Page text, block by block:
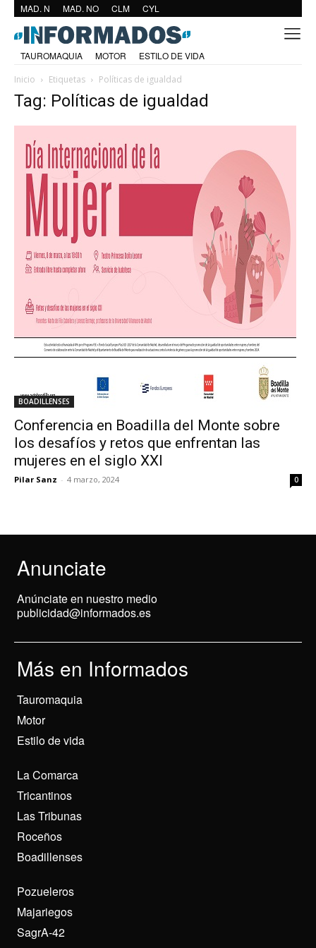
MAD. N MAD. NO CLM CYL
TAUROMAQUIA MOTOR
ESTILO DE VIDA
Inicio
Etiquetas Políticas de igualdad
Tag: Políticas de igualdad
BOADILLENSES
Conferencia en Boadilla del Monte sobre
los desafíos y retos que enfrentan las
mujeres en el siglo XXI
Pilar Sanz - 4 marzo, 2024 0
Anunciate
Anúnciate en nuestro medio
publicidad@informados.es
Más en Informados
Tauromaquia
Motor
Estilo de vida
La Comarca
Tricantinos
Las Tribunas
Roceños
Boadillenses
Pozueleros
Majariegos
SagrA-42